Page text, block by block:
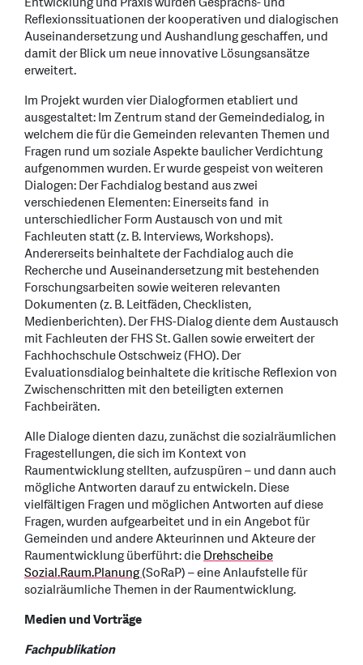
Reflexionssituationen der kooperativen und dialogischen
Auseinandersetzung und Aushandlung geschaffen, und
damit der Blick um neue innovative Lösungsansätze
erweitert.
Im Projekt wurden vier Dialogformen etabliert und
ausgestaltet: Im Zentrum stand der Gemeindedialog, in
welchem die für die Gemeinden relevanten Themen und
Fragen rund um soziale Aspekte baulicher Verdichtung
aufgenommen wurden. Er wurde gespeist von weiteren
Dialogen: Der Fachdialog bestand aus zwei
verschiedenen Elementen: Einerseits fand in
unterschiedlicher Form Austausch von und mit
Fachleuten statt (z. B. Interviews, Workshops).
Andererseits beinhaltete der Fachdialog auch die
Recherche und Auseinandersetzung mit bestehenden
Forschungsarbeiten sowie weiteren relevanten
Dokumenten (z. B. Leitfäden, Checklisten,
Medienberichten). Der FHS-Dialog diente dem Austausch
mit Fachleuten der FHS St. Gallen sowie erweitert der
Fachhochschule Ostschweiz (FHO). Der
Evaluationsdialog beinhaltete die kritische Reflexion von
Zwischenschritten mit den beteiligten externen
Fachbeiräten.
Alle Dialoge dienten dazu, zunächst die sozialräumlichen
Fragestellungen, die sich im Kontext von
Raumentwicklung stellten, aufzuspüren – und dann auch
mögliche Antworten darauf zu entwickeln. Diese
vielfältigen Fragen und möglichen Antworten auf diese
Fragen, wurden aufgearbeitet und in ein Angebot für
Gemeinden und andere Akteurinnen und Akteure der
Raumentwicklung überführt: dieDrehscheibe
Sozial.Raum.Planung(SoRaP) – eine Anlaufstelle für
sozialräumliche Themen in der Raumentwicklung.
Medien und Vorträge
Fachpublikation